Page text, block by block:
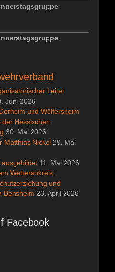
Leiter
Juni 2026
und Wölfersheim
Hessischen
30. Mai 2026
Matthias Nickel 29. Mai
ausgebildet 11. Mai 2026
Wetteraukreis:
und
Bensheim 23. April 2026
Facebook